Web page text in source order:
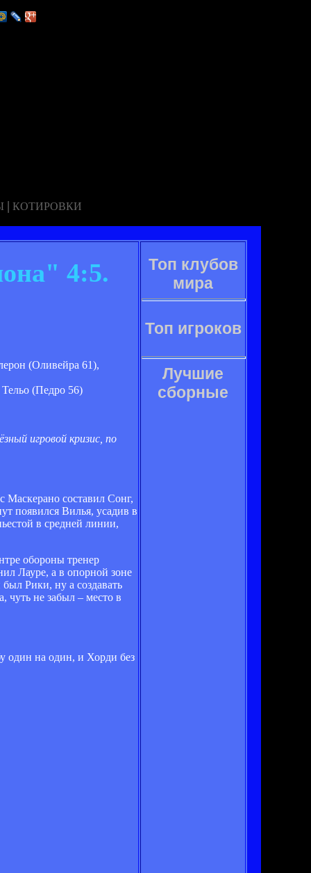
| КОТИРОВКИ
4:5.
(Оливейра 61),
(Педро 56)
игровой кризис, по
Маскерано составил Сонг,
появился Вилья, усадив в
в средней линии,
обороны тренер
Лауре, а в опорной зоне
Рики, ну а создавать
не забыл – место в
один на один, и Хорди без
Топ клубов
мира
Топ игроков
Лучшие
сборные